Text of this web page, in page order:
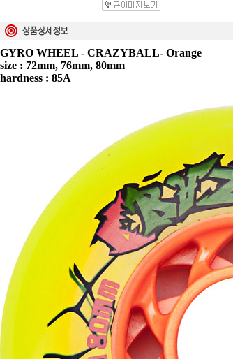
GYRO WHEEL - CRAZYBALL- Orange
size : 72mm, 76mm, 80mm
hardness : 85A